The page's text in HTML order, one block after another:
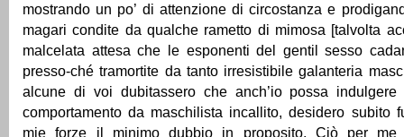
mostrando un po’ di attenzione di circostanza e
magari condite da qualche rametto di mimosa [talvolta
malcelata attesa che le esponenti del gentil sesso
presso-ché tramortite da tanto irresistibile galanteria
alcune di voi dubitassero che anch’io possa
comportamento da maschilista incallito, desidero subito
mie forze il minimo dubbio in proposito. Ciò per me